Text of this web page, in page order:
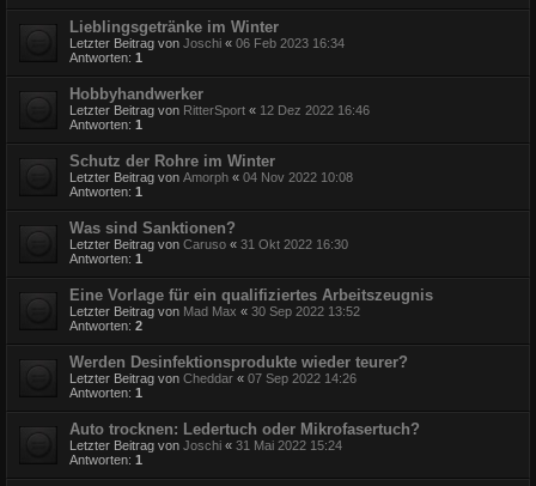
Lieblingsgetränke im Winter
Letzter Beitrag von Joschi « 06 Feb 2023 16:34
Antworten: 1
Hobbyhandwerker
Letzter Beitrag von RitterSport « 12 Dez 2022 16:46
Antworten: 1
Schutz der Rohre im Winter
Letzter Beitrag von Amorph « 04 Nov 2022 10:08
Antworten: 1
Was sind Sanktionen?
Letzter Beitrag von Caruso « 31 Okt 2022 16:30
Antworten: 1
Eine Vorlage für ein qualifiziertes Arbeitszeugnis
Letzter Beitrag von Mad Max « 30 Sep 2022 13:52
Antworten: 2
Werden Desinfektionsprodukte wieder teurer?
Letzter Beitrag von Cheddar « 07 Sep 2022 14:26
Antworten: 1
Auto trocknen: Ledertuch oder Mikrofasertuch?
Letzter Beitrag von Joschi « 31 Mai 2022 15:24
Antworten: 1